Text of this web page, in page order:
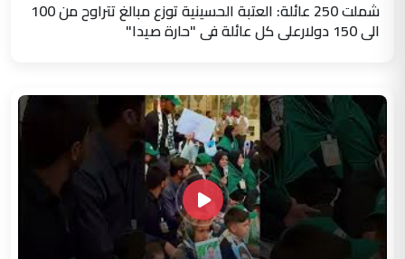
شملت 250 عائلة: العتبة الحسينية توزع مبالغ تتراوح من 100
الى 150 دولارعلى كل عائلة في "حارة صيدا"